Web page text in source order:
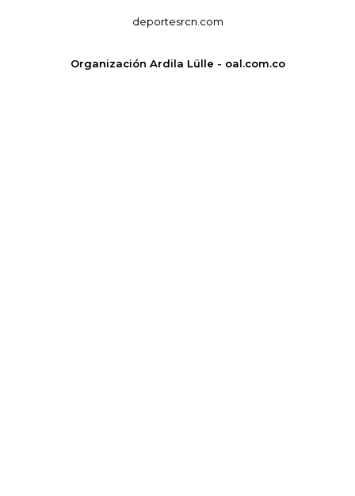
deportesrcn.com
Organización Ardila Lülle - oal.com.co